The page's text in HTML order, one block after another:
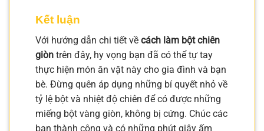
Kết luận
Với hướng dẫn chi tiết về cách làm bột chiên
giòn trên đây, hy vọng bạn đã có thể tự tay
thực hiện món ăn vặt này cho gia đình và bạn
bè. Đừng quên áp dụng những bí quyết nhỏ về
tỷ lệ bột và nhiệt độ chiên để có được những
miếng bột vàng giòn, không bị cứng. Chúc các
bạn thành công và có những phút giây ấm